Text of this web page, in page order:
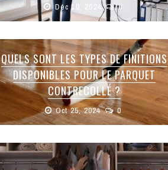
Déc 10, 2024 0
QUELS SONT LES TYPES DE FINITIONS
DISPONIBLES POUR LE PARQUET
CONTRECOLLÉ ?
Oct 25, 2024 0